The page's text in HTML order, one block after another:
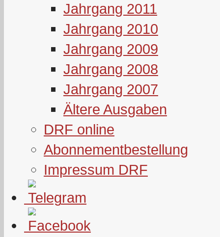
Jahrgang 2011
Jahrgang 2010
Jahrgang 2009
Jahrgang 2008
Jahrgang 2007
Ältere Ausgaben
DRF online
Abonnementbestellung
Impressum DRF